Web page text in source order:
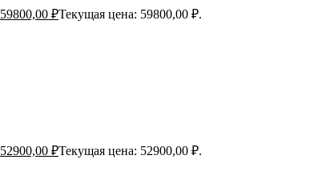
59800,00 ₽Текущая цена: 59800,00 ₽.
52900,00 ₽Текущая цена: 52900,00 ₽.